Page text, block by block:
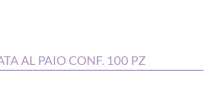
AL PAIO CONF. 100 PZ